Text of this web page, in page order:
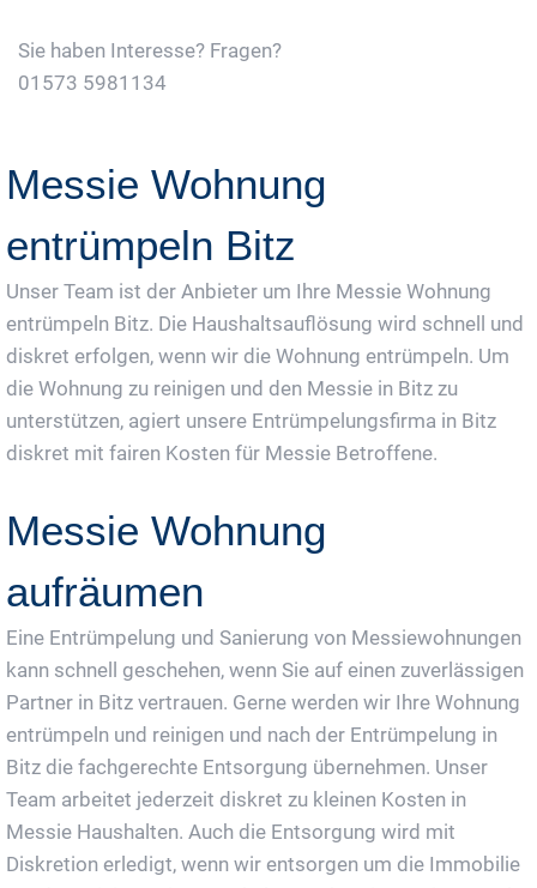
Sie haben Interesse? Fragen?
01573 5981134
Messie Wohnung
entrümpeln Bitz
Unser Team ist der Anbieter um Ihre Messie Wohnung
entrümpeln Bitz. Die Haushaltsauflösung wird schnell und
diskret erfolgen, wenn wir die Wohnung entrümpeln. Um
die Wohnung zu reinigen und den Messie in Bitz zu
unterstützen, agiert unsere Entrümpelungsfirma in Bitz
diskret mit fairen Kosten für Messie Betroffene.
Messie Wohnung
aufräumen
Eine Entrümpelung und Sanierung von Messiewohnungen
kann schnell geschehen, wenn Sie auf einen zuverlässigen
Partner in Bitz vertrauen. Gerne werden wir Ihre Wohnung
entrümpeln und reinigen und nach der Entrümpelung in
Bitz die fachgerechte Entsorgung übernehmen. Unser
Team arbeitet jederzeit diskret zu kleinen Kosten in
Messie Haushalten. Auch die Entsorgung wird mit
Diskretion erledigt, wenn wir entsorgen um die Immobilie